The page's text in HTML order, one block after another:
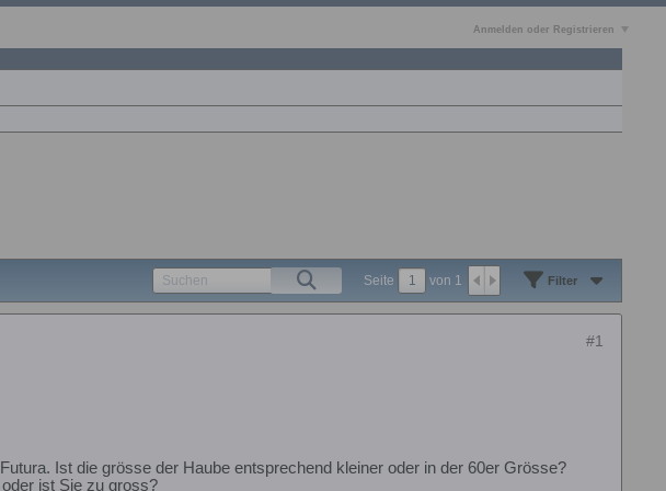
Anmelden oder Registrieren
Seite von 1 Filter
#1
Ist die grösse der Haube entsprechend kleiner oder in der 60er Grösse?
ist Sie zu gross?